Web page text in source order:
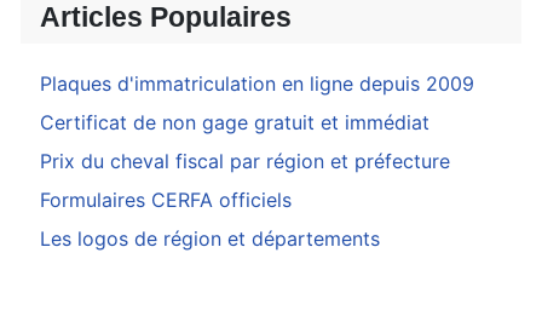
Articles Populaires
Plaques d'immatriculation en ligne depuis 2009
Certificat de non gage gratuit et immédiat
Prix du cheval fiscal par région et préfecture
Formulaires CERFA officiels
Les logos de région et départements